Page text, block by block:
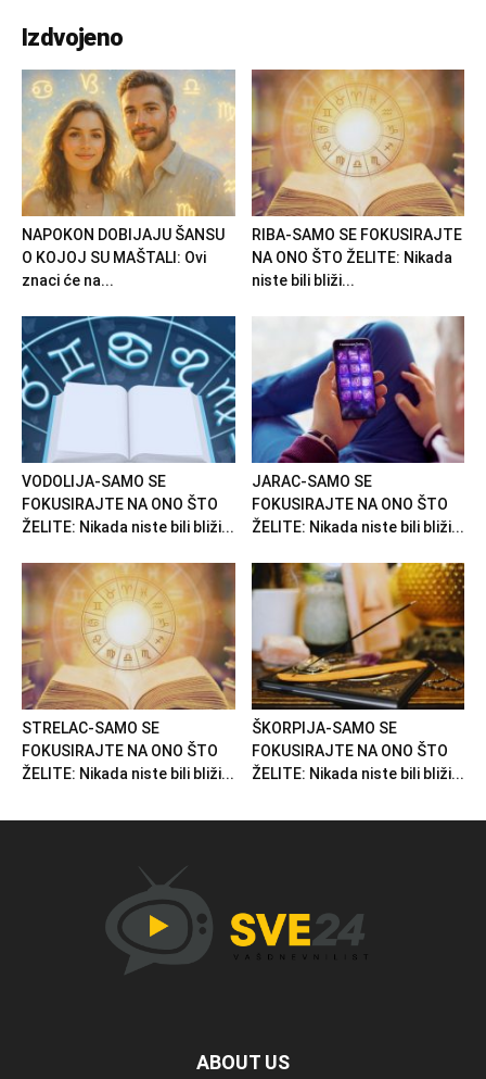
Izdvojeno
NAPOKON DOBIJAJU ŠANSU
O KOJOJ SU MAŠTALI: Ovi
znaci će na...
RIBA-SAMO SE FOKUSIRAJTE
NA ONO ŠTO ŽELITE: Nikada
niste bili bliži...
VODOLIJA-SAMO SE
FOKUSIRAJTE NA ONO ŠTO
ŽELITE: Nikada niste bili bliži...
JARAC-SAMO SE
FOKUSIRAJTE NA ONO ŠTO
ŽELITE: Nikada niste bili bliži...
STRELAC-SAMO SE
FOKUSIRAJTE NA ONO ŠTO
ŽELITE: Nikada niste bili bliži...
ŠKORPIJA-SAMO SE
FOKUSIRAJTE NA ONO ŠTO
ŽELITE: Nikada niste bili bliži...
ABOUT US